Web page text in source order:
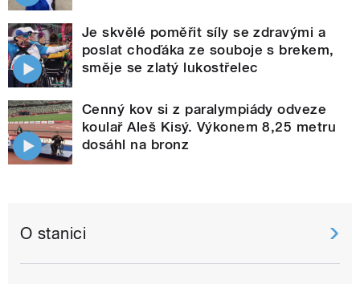
Je skvělé poměřit síly se zdravými a
poslat choďáka ze souboje s brekem,
směje se zlatý lukostřelec
Cenný kov si z paralympiády odveze
koulař Aleš Kisý. Výkonem 8,25 metru
dosáhl na bronz
O stanici